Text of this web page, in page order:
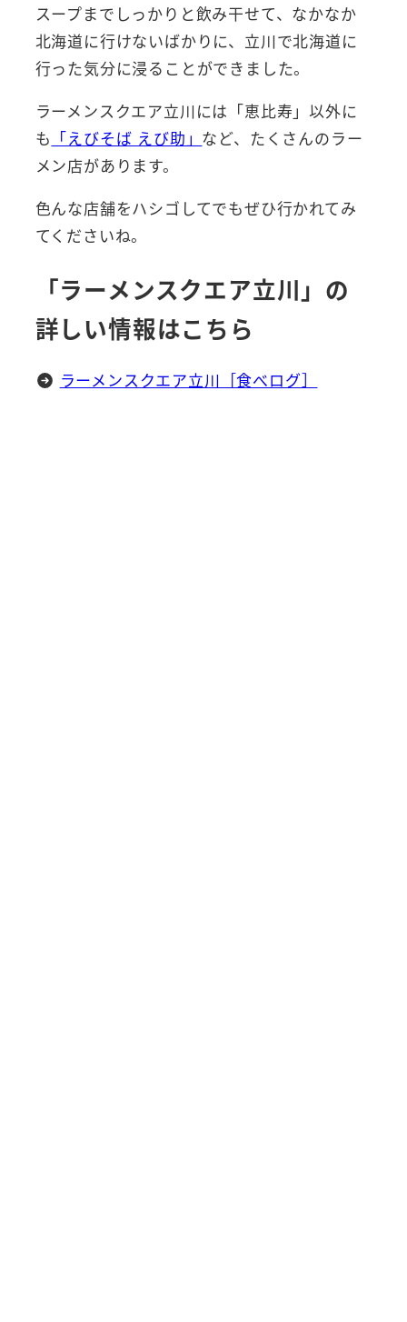
スープまでしっかりと飲み干せて、なかなか
北海道に行けないばかりに、立川で北海道に
行った気分に浸ることができました。
ラーメンスクエア立川には「恵比寿」以外に
も 「えびそば えび助」 など、たくさんのラー
メン店があります。
色んな店舗をハシゴしてでもぜひ行かれてみ
てくださいね。
「ラーメンスクエア立川」の
詳しい情報はこちら
ラーメンスクエア立川［食べログ］